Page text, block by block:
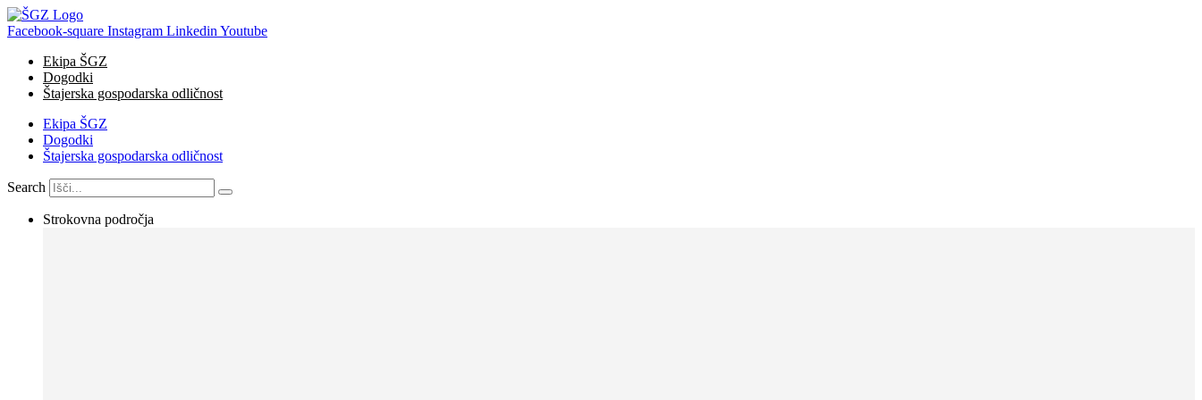
Skip
to
Facebook-square Instagram Linkedin Youtube
Ekipa ŠGZ
Dogodki
Štajerska gospodarska odličnost
Ekipa ŠGZ
Dogodki
Štajerska gospodarska odličnost
Search
Strokovna področja